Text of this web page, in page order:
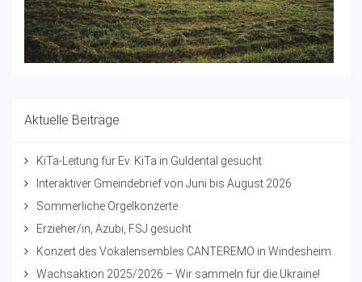
Aktuelle Beiträge
KiTa-Leitung für Ev. KiTa in Guldental gesucht
Interaktiver Gmeindebrief von Juni bis August 2026
Sommerliche Orgelkonzerte
Erzieher/in, Azubi, FSJ gesucht
Konzert des Vokalensembles CANTEREMO in Windesheim
Wachsaktion 2025/2026 – Wir sammeln für die Ukraine!